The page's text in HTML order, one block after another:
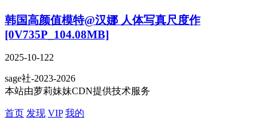
韩国高颜值模特@汉娜 人体写真尺度作
[0V735P_104.08MB]
2025-10-122
sage社-2023-2026
本站由萝莉妹妹CDN提供技术服务
首页 发现 VIP 我的